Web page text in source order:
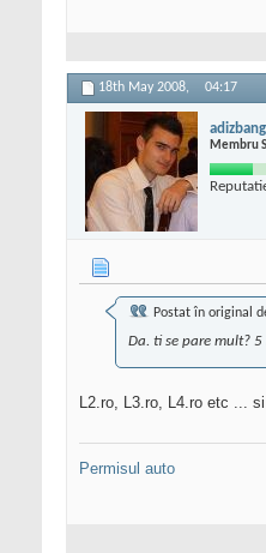
18th May 2008, 04:17
Membru
Postat în original
Da. ti se pare mult?
L2.ro, L3.ro, L4.ro etc ...
Permisul auto